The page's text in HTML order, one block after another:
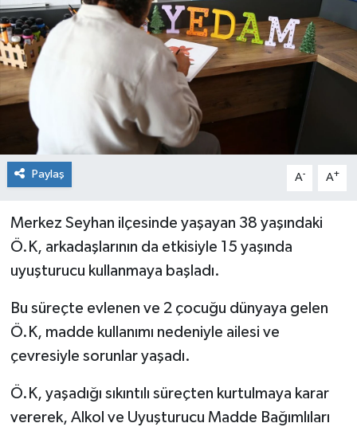
Paylaş A- A+
Merkez Seyhan ilçesinde yaşayan 38 yaşındaki
Ö.K, arkadaşlarının da etkisiyle 15 yaşında
uyuşturucu kullanmaya başladı.
Bu süreçte evlenen ve 2 çocuğu dünyaya gelen
Ö.K, madde kullanımı nedeniyle ailesi ve
çevresiyle sorunlar yaşadı.
Ö.K, yaşadığı sıkıntılı süreçten kurtulmaya karar
vererek, Alkol ve Uyuşturucu Madde Bağımlıları